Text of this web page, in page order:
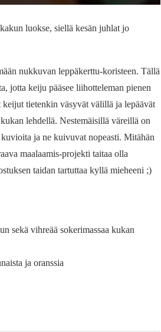
luokse, siellä kesän juhlat jo
nukkuvan leppäkerttu-koristeen. Tällä
jotta keiju pääsee liihotteleman pienen
tietenkin väsyvät välillä ja lepäävät
lehdellä. Nestemäisillä väreillä on
kuvioita ja ne kuivuvat nopeasti. Mitähän
maalaamis-projekti taitaa olla
taidan tartuttaa kyllä mieheeni ;)
sekä vihreää sokerimassaa kukan
ja oranssia